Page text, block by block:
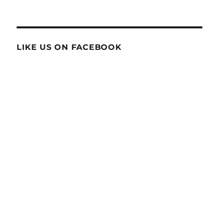
LIKE US ON FACEBOOK